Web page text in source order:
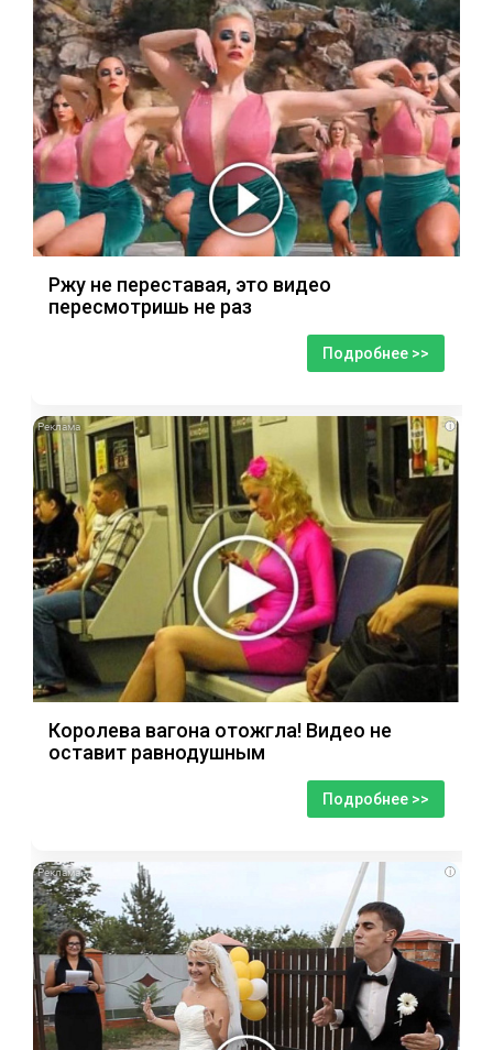
Ржу не переставая, это видео
пересмотришь не раз
Подробнее >>
i
Королева вагона отожгла! Видео не
оставит равнодушным
Подробнее >>
i